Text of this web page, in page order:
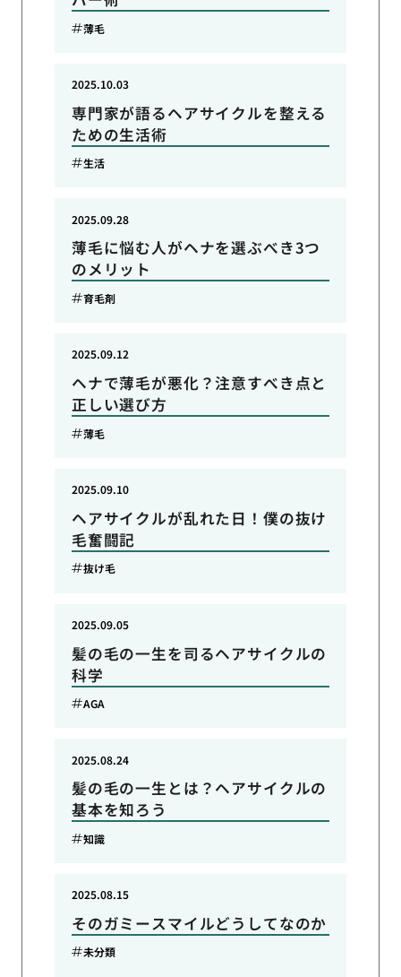
薄毛
専門家が語るヘアサイクルを整える
ための生活術
2025.10.03
生活
薄毛に悩む人がヘナを選ぶべき3つ
のメリット
2025.09.28
育毛剤
ヘナで薄毛が悪化？注意すべき点と
正しい選び方
2025.09.12
薄毛
ヘアサイクルが乱れた日！僕の抜け
毛奮闘記
2025.09.10
抜け毛
髪の毛の一生を司るヘアサイクルの
科学
2025.09.05
AGA
髪の毛の一生とは？ヘアサイクルの
基本を知ろう
2025.08.24
知識
そのガミースマイルどうしてなのか
2025.08.15
未分類